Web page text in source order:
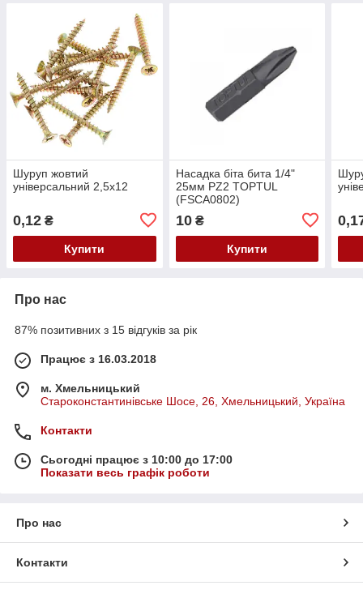
Шуруп жовтий
універсальний 2,5х12
0,12 ₴
Купити
Насадка біта бита 1/4"
25мм PZ2 TOPTUL
(FSCA0802)
10₴
Купити
Про нас
87% позитивних з 15 відгуків за рік
Працює з 16.03.2018
м. Хмельницький
Староконстантинівське Шосе, 26, Хмельницький, Україна
Контакти
Сьогодні працює з 10:00 до 17:00
Показати весь графік роботи
Про нас
Контакти